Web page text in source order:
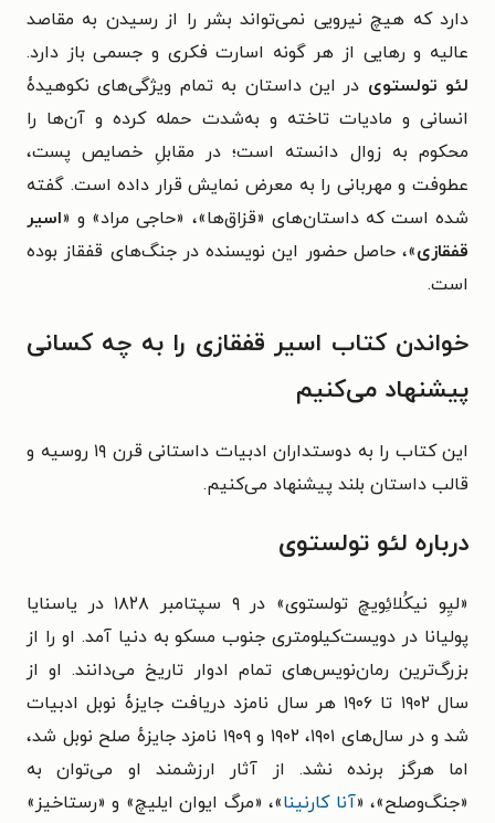
دارد که هیچ نیرویی نمی‌تواند بشر را از رسیدن به مقاصد
عالیه و رهایی از هر گونه اسارت فکری و جسمی باز دارد.
لئو تولستوی در این داستان به تمام ویژگی‌های نکوهیدۀ
انسانی و مادیات تاخته و به‌شدت حمله کرده و آن‌ها را
محکوم به زوال دانسته است؛ در مقابلِ خصایص پست،
عطوفت و مهربانی را به معرض نمایش قرار داده است. گفته
شده است که داستان‌های «قزاق‌ها»، «حاجی مراد» و «اسیر
قفقازی»، حاصل حضور این نویسنده در جنگ‌های قفقاز بوده
است.
خواندن کتاب اسیر قفقازی را به چه کسانی
پیشنهاد می‌کنیم
این کتاب را به دوستداران ادبیات داستانی قرن ۱۹ روسیه و
قالب داستان بلند پیشنهاد می‌کنیم.
درباره لئو تولستوی
«لیِو نیکُلائِویچ تولستوی» در ۹ سپتامبر ۱۸۲۸ در یاسنایا
پولیانا در دویست‌کیلومتری جنوب مسکو به دنیا آمد. او را از
بزرگ‌ترین رمان‌نویس‌های تمام ادوار تاریخ می‌دانند. او از
سال ۱۹۰۲ تا ۱۹۰۶ هر سال نامزد دریافت جایزۀ نوبل ادبیات
شد و در سال‌های ۱۹۰۱، ۱۹۰۲ و ۱۹۰۹ نامزد جایزهٔ صلح نوبل شد،
اما هرگز برنده نشد. از آثار ارزشمند او می‌توان به
«جنگ‌وصلح»، «آنا کارنینا»، «مرگ ایوان ایلیچ» و «رستاخیز»